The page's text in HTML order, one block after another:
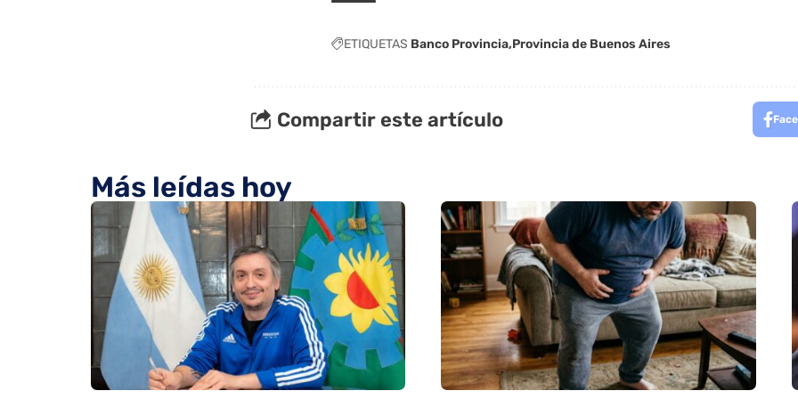
ETIQUETAS Banco Provincia Provincia de Buenos Aires
Compartir este artículo
Más leídas hoy